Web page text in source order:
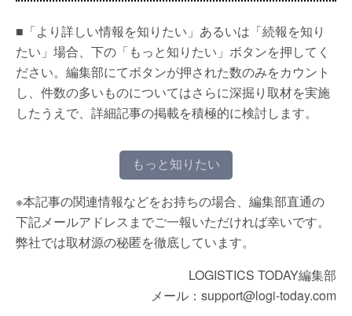
■「より詳しい情報を知りたい」あるいは「続報を知り
たい」場合、下の「もっと知りたい」ボタンを押してく
ださい。編集部にてボタンが押された数のみをカウント
し、件数の多いものについてはさらに深掘り取材を実施
したうえで、詳細記事の掲載を積極的に検討します。
もっと知りたい
※本記事の関連情報などをお持ちの場合、編集部直通の
下記メールアドレスまでご一報いただければ幸いです。
弊社では取材源の秘匿を徹底しています。
LOGISTICS TODAY編集部
メール：support@logi-today.com